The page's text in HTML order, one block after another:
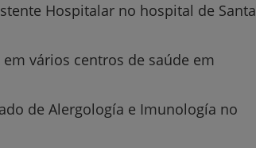
da Saúde
Hospitalar no hospital de Santa
vários centros de saúde em
de Alergología e Imunología no